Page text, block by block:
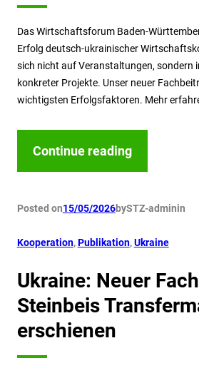
Das Wirtschaftsforum Baden-
Erfolg deutsch-ukrainischer
sich nicht auf Veranstaltungen, sondern
konkreter Projekte. Unser neuer
wichtigsten Erfolgsfaktoren. Mehr
Continue reading
Posted on15/05/2026bySTZ-adminin
Kooperation, Publikation, Ukraine
Ukraine: Neuer
Steinbeis
erschienen